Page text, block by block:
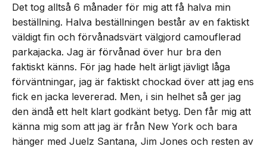
Det tog alltså 6 månader för mig att få halva min
beställning. Halva beställningen består av en faktiskt
väldigt fin och förvånadsvärt välgjord camouflerad
parkajacka. Jag är förvånad över hur bra den
faktiskt känns. För jag hade helt ärligt jävligt låga
förväntningar, jag är faktiskt chockad över att jag ens
fick en jacka levererad. Men, i sin helhet så ger jag
den ändå ett helt klart godkänt betyg. Den får mig att
känna mig som att jag är från New York och bara
hänger med Juelz Santana, Jim Jones och resten av